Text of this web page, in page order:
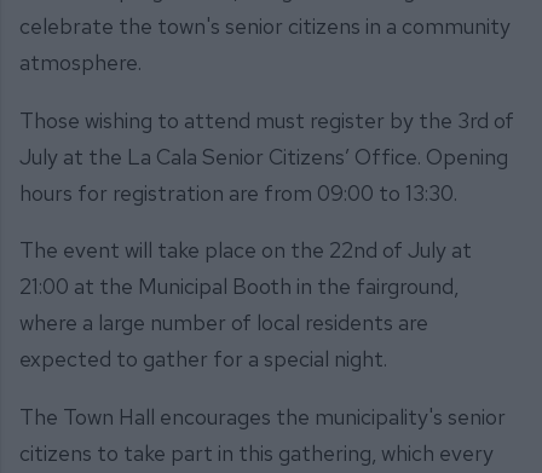
celebrate the town's senior citizens in a community
atmosphere.
Those wishing to attend must register by the 3rd of
July at the La Cala Senior Citizens’ Office. Opening
hours for registration are from 09:00 to 13:30.
The event will take place on the 22nd of July at
21:00 at the Municipal Booth in the fairground,
where a large number of local residents are
expected to gather for a special night.
The Town Hall encourages the municipality's senior
citizens to take part in this gathering, which every